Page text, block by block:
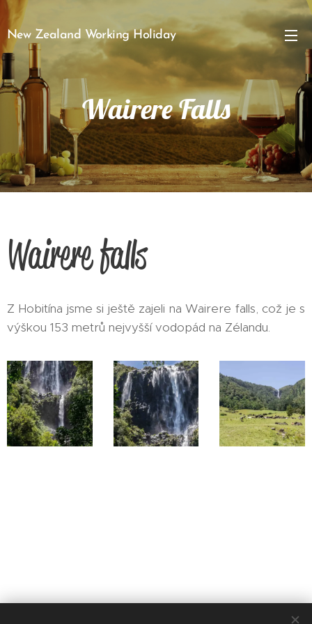
New Zealand Working Holiday
Wairere Falls
Wairere falls
Z Hobitína jsme si ještě zajeli na Wairere falls, což je s
výškou 153 metrů nejvyšší vodopád na Zélandu.